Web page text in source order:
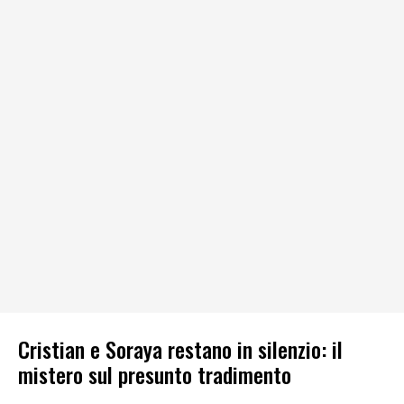
Cristian e Soraya restano in silenzio: il
mistero sul presunto tradimento